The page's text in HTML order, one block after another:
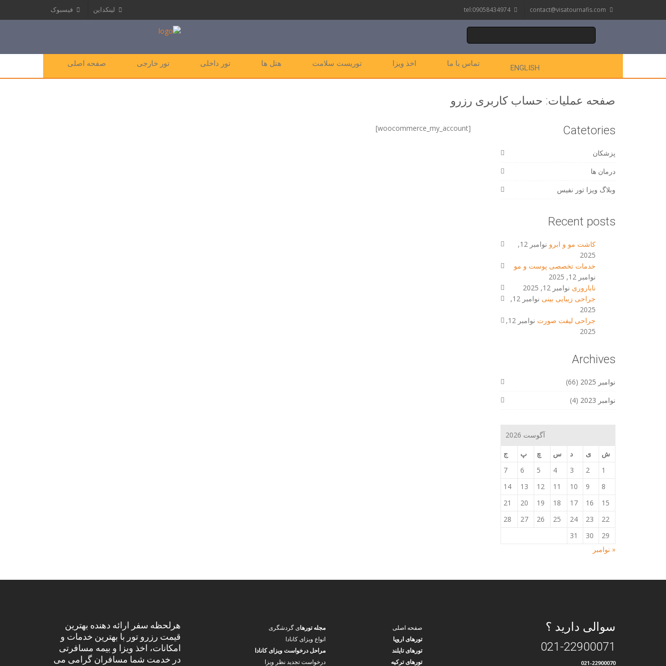
فیسبوک لینکداین tel:09058434974 contact@visatournafis.com
صفحه اصلی تور خارجی تور داخلی هتل ها توریست سلامت اخذ ویزا تماس با ما ENGLISH
صفحه عملیات: حساب کاربری رزرو
[woocommerce_my_account] Catetories
پزشکان
درمان ها
وبلاگ ویزا تور نفیس
Recent posts
کاشت مو و ابرو
نوامبر 12,
2025
خدمات تخصصی پوست و مو
نوامبر 12, 2025
ناباروری نوامبر 12, 2025
جراحی زیبایی بینی
نوامبر 12,
2025
جراحی لیفت صورت
نوامبر 12,
2025
Archives
نوامبر 2025
(66)
نوامبر 2023
(4)
آگوست 2026
ش
ی د س چ پ
ج
1
2
3
4
5
6
7
8
9
10
11
12
13
14
15
16
17
18
19
20
21
22
23
24
25
26
27
28
29
30
31
« نوامبر
هرلحظه سفر ارائه دهنده بهترین
قیمت رزرو تور با بهترین خدمات و
امکانات، اخذ ویزا و بیمه مسافرتی
در خدمت شما مسافران گرامی می
مجله تورهای گردشگری
انواع ویزای کانادا
مراحل درخواست ویزای کانادا
درخواست تجدید نظر ویزا
صفحه اصلی
تورهای اروپا
تورهای تایلند
تورهای ترکیه
سوالی دارید ؟
021-22900071
021-22900070